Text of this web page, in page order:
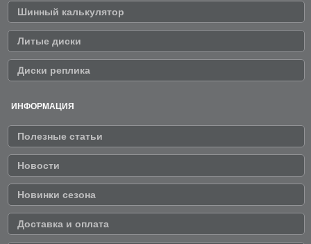
Шинный калькулятор
Литые диски
Диски реплика
ИНФОРМАЦИЯ
Полезные статьи
Новости
Новинки сезона
Доставка и оплата